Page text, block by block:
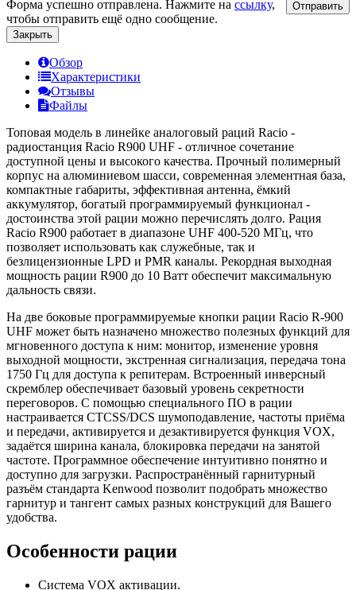
Отправить
Форма успешно отправлена. Нажмите на ссылку,
чтобы отправить ещё одно сообщение.
Закрыть
Обзор
Характеристики
Отзывы
Файлы
Топовая модель в линейке аналоговый раций Racio -
радиостанция Racio R900 UHF - отличное сочетание
доступной цены и высокого качества. Прочный полимерный
корпус на алюминиевом шасси, современная элементная база,
компактные габариты, эффективная антенна, ёмкий
аккумулятор, богатый программируемый функционал -
достоинства этой рации можно перечислять долго. Рация
Racio R900 работает в диапазоне UHF 400-520 МГц, что
позволяет использовать как служебные, так и
безлицензионные LPD и PMR каналы. Рекордная выходная
мощность рации R900 до 10 Ватт обеспечит максимальную
дальность связи.
На две боковые программируемые кнопки рации Racio R-900
UHF может быть назначено множество полезных функций для
мгновенного доступа к ним: монитор, изменение уровня
выходной мощности, экстренная сигнализация, передача тона
1750 Гц для доступа к репитерам. Встроенный инверсный
скремблер обеспечивает базовый уровень секретности
переговоров. С помощью специального ПО в рации
настраивается CTCSS/DCS шумоподавление, частоты приёма
и передачи, активируется и дезактивируется функция VOX,
задаётся ширина канала, блокировка передачи на занятой
частоте. Программное обеспечение интуитивно понятно и
доступно для загрузки. Распространённый гарнитурный
разъём стандарта Kenwood позволит подобрать множество
гарнитур и тангент самых разных конструкций для Вашего
удобства.
Особенности рации
Система VOX активации.